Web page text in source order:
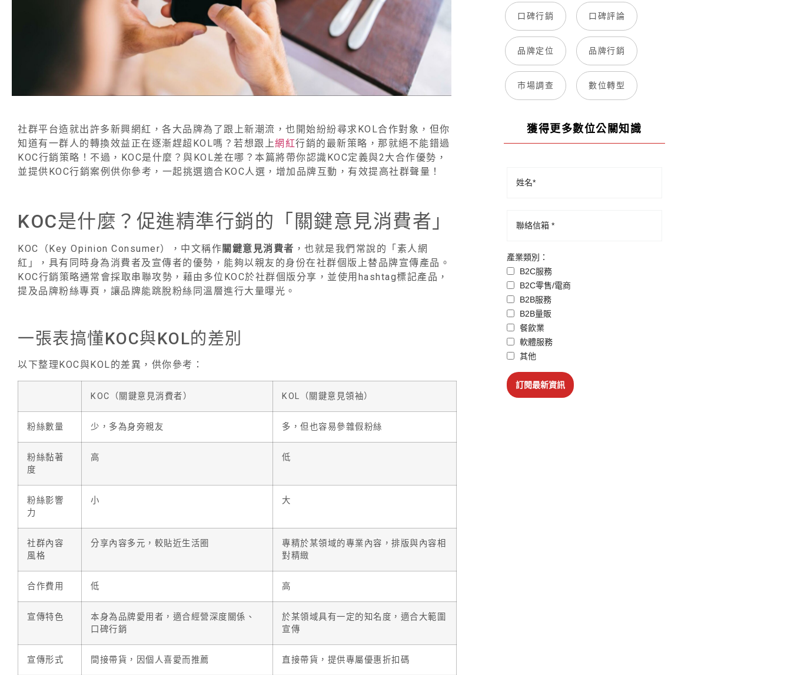
社群平台造就出許多新興網紅，各大品牌為了跟上新潮流，也開始紛紛尋求KOL合作對象，但你
知道有一群人的轉換效益正在逐漸趕超KOL嗎？若想跟上網紅行銷的最新策略，那就絕不能錯過
KOC行銷策略！不過，KOC是什麼？與KOL差在哪？本篇將帶你認識KOC定義與2大合作優勢，
並提供KOC行銷案例供你參考，一起挑選適合KOC人選，增加品牌互動，有效提高社群聲量！
KOC是什麼？促進精準行銷的「關鍵意見消費者」
KOC（Key Opinion Consumer），中文稱作 關鍵意見消費者 ，也就是我們常說的「素人網
紅」，具有同時身為消費者及宣傳者的優勢，能夠以親友的身份在社群個版上替品牌宣傳產品。
KOC行銷策略通常會採取串聯攻勢，藉由多位KOC於社群個版分享，並使用hashtag標記產品，
提及品牌粉絲專頁，讓品牌能跳脫粉絲同溫層進行大量曝光。
一張表搞懂KOC與KOL的差別
以下整理KOC與KOL的差異，供你參考：
KOC（關鍵意見消費者） KOL（關鍵意見領袖）
粉絲數量 少，多為身旁親友 多，但也容易參雜假粉絲
粉絲黏著
度
高 低
粉絲影響
力
小 大
社群內容
風格
分享內容多元，較貼近生活圈
專精於某領域的專業內容，排版與內容相
對精緻
合作費用 低 高
宣傳特色
本身為品牌愛用者，適合經營深度關係、
口碑行銷
於某領域具有一定的知名度，適合大範圍
宣傳
宣傳形式 間接帶貨，因個人喜愛而推薦 直接帶貨，提供專屬優惠折扣碼
口碑行銷 口碑評論
品牌定位 品牌行銷
市場調查 數位轉型
獲得更多數位公關知識
產業類別：
B2C服務
B2C零售/電商
B2B服務
B2B量販
餐飲業
軟體服務
其他
訂閱最新資訊